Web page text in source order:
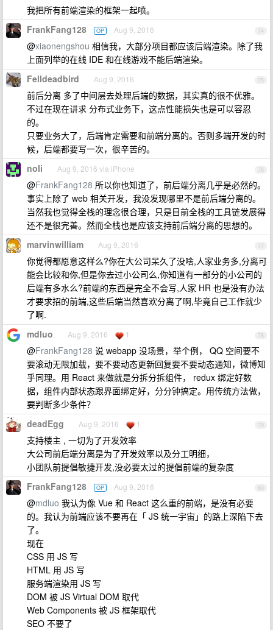
我把所有前端渲染的框架一起喷。
74
FrankFang128 OP Aug 9, 2016
@xiaonengshou 相信我，大部分项目都应该后端渲染。除了我
上面列举的在线 IDE 和在线游戏不能后端渲染。
75
Felldeadbird Aug 9, 2016
前后分离 多了中间层去处理后端的数据，其实真的很不优雅。
不过在现在讲求 分布式业务下，这点性能损失也是可以容忍
的。
只要业务大了，后端肯定需要和前端分离的。否则多端开发的时
候，后端都要写一次，很辛苦的。
76
noli Aug 9, 2016 via iPhone
@FrankFang128 所以你也知道了，前后端分离几乎是必然的。
事实上除了 web 相关开发，我没发现哪里不是前后端分离的。
当然我也觉得全栈的理念很合理，只是目前全栈的工具链发展得
还不是很完善。然而全栈也是应该支持前后端分离的思想的。
77
marvinwilliam Aug 9, 2016
你觉得都愿意这样么?你在大公司呆久了没啥,人家业务多,分离可
能会比较和你,但是你去过小公司么,你知道有一部分的小公司的
后端有多水么?前端的东西是完全不会写,人家 HR 也是没有办法
才要求招的前端,这些后端当然喜欢分离了啊,毕竟自己工作就少
了啊.
78
mdluo Aug 9, 2016 1
@FrankFang128 说 webapp 没场景，举个例， QQ 空间要不
要滚动无限加载，要不要动态更新回复要不要动态通知，微博知
乎同理。用 React 来做就是分拆分拆组件， redux 绑定好数
据，组件内部状态跟界面绑定好，分分钟搞定。用传统方法做，
要判断多少条件？
79
deadEgg Aug 9, 2016 1
支持楼主 , 一切为了开发效率
大公司前后端分离是为了开发效率以及分工明细，
小团队前提倡敏捷开发,没必要太过的提倡前端的复杂度
80
FrankFang128 OP Aug 9, 2016
@mdluo 我认为像 Vue 和 React 这么重的前端，是没有必要
的。我认为前端应该不要再在「 JS 统一宇宙」的路上深陷下去
了。
现在
CSS 用 JS 写
HTML 用 JS 写
服务端渲染用 JS 写
DOM 被 JS Virtual DOM 取代
Web Components 被 JS 框架取代
SEO 不要了